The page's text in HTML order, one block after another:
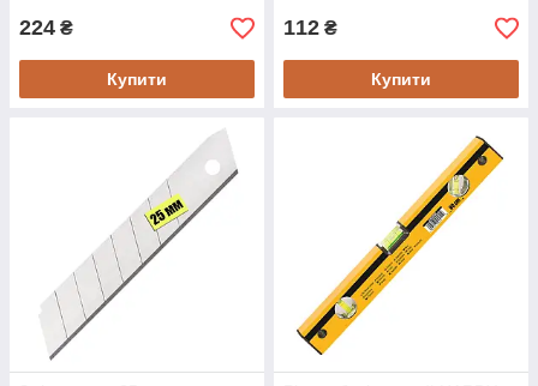
224 ₴
Купити
112 ₴
Купити